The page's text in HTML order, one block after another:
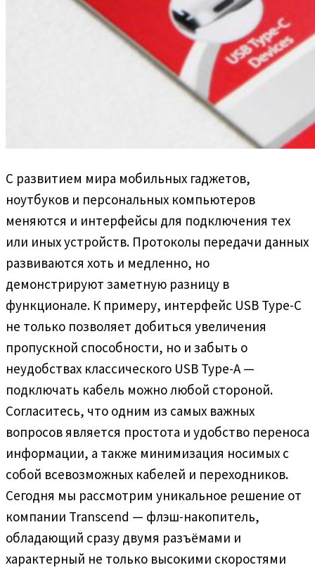
С развитием мира мобильных гаджетов,
ноутбуков и персональных компьютеров
меняются и интерфейсы для подключения тех
или иных устройств. Протоколы передачи данных
развиваются хоть и медленно, но
демонстрируют заметную разницу в
функционале. К примеру, интерфейс USB Type-C
не только позволяет добиться увеличения
пропускной способности, но и забыть о
неудобствах классического USB Type-A —
подключать кабель можно любой стороной.
Согласитесь, что одним из самых важных
вопросов является простота и удобство переноса
информации, а также минимизация носимых с
собой всевозможных кабелей и переходников.
Сегодня мы рассмотрим уникальное решение от
компании Transcend — флэш-накопитель,
обладающий сразу двумя разъёмами и
характерный не только высокими скоростями